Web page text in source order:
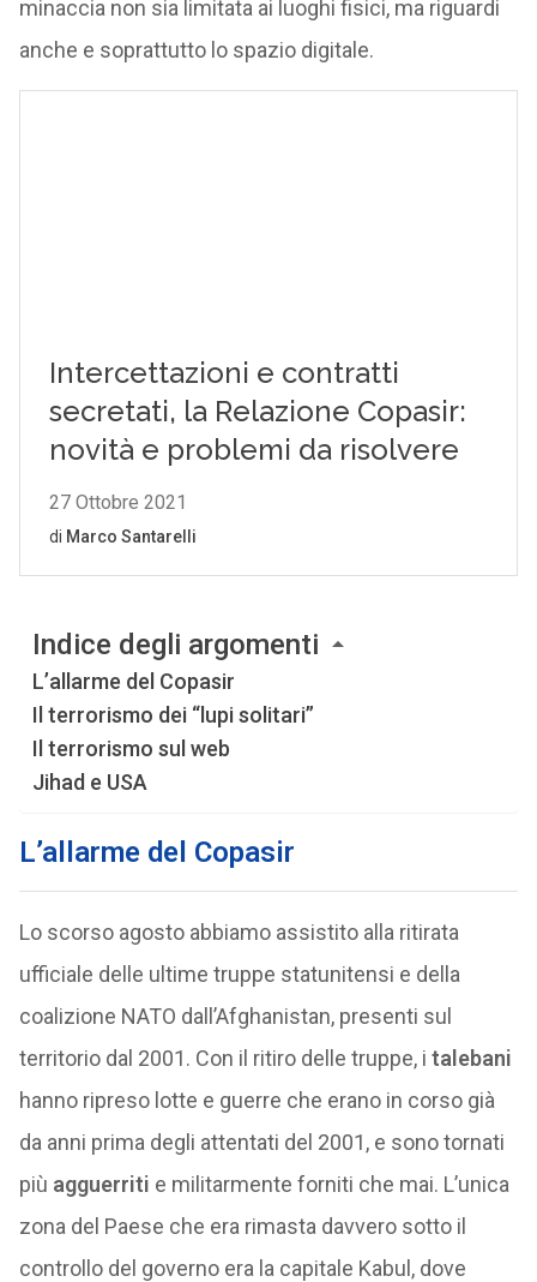
minaccia non sia limitata ai luoghi fisici, ma riguardi
anche e soprattutto lo spazio digitale.
Indice degli argomenti
L’allarme del Copasir
Il terrorismo dei “lupi solitari”
Il terrorismo sul web
Jihad e USA
L’allarme del Copasir
Lo scorso agosto abbiamo assistito alla ritirata
ufficiale delle ultime truppe statunitensi e della
coalizione NATO dall’Afghanistan, presenti sul
territorio dal 2001. Con il ritiro delle truppe, i talebani
hanno ripreso lotte e guerre che erano in corso già
da anni prima degli attentati del 2001, e sono tornati
più agguerriti e militarmente forniti che mai. L’unica
zona del Paese che era rimasta davvero sotto il
controllo del governo era la capitale Kabul, dove